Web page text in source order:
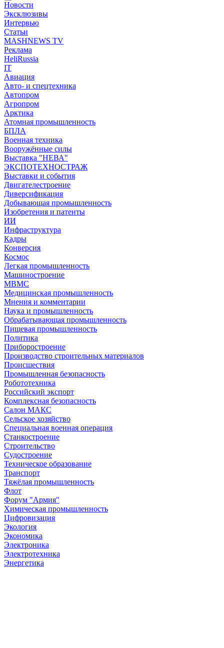
Новости
Эксклюзивы
Интервью
Статьи
MASHNEWS TV
Реклама
HeliRussia
IT
Авиация
Авто- и спецтехника
Автопром
Агропром
Арктика
Атомная промышленность
БПЛА
Военная техника
Вооружённые силы
Выставка "НЕВА"
ЭКСПОТЕХНОСТРАЖ
Выставки и события
Двигателестроение
Диверсификация
Добывающая промышленность
Изобретения и патенты
ИИ
Инфраструктура
Кадры
Конверсия
Космос
Легкая промышленность
Машиностроение
МВМС
Медицинская промышленность
Мнения и комментарии
Наука и промышленность
Обрабатывающая промышленность
Пищевая промышленность
Политика
Приборостроение
Производство строительных материалов
Происшествия
Промышленная безопасность
Робототехника
Российский экспорт
Комплексная безопасность
Салон МАКС
Сельское хозяйство
Специальная военная операция
Станкостроение
Строительство
Судостроение
Техническое образование
Транспорт
Тяжёлая промышленность
Флот
Форум "Армия"
Химическая промышленность
Цифровизация
Экология
Экономика
Электроника
Электротехника
Энергетика